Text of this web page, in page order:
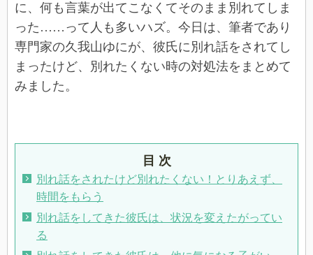
に、何も言葉が出てこなくてそのまま別れてしま
った……って人も多いハズ。今日は、筆者であり
専門家の久我山ゆにが、彼氏に別れ話をされてし
まったけど、別れたくない時の対処法をまとめて
みました。
目 次
別れ話をされたけど別れたくない！とりあえず、
時間をもらう
別れ話をしてきた彼氏は、状況を変えたがってい
る